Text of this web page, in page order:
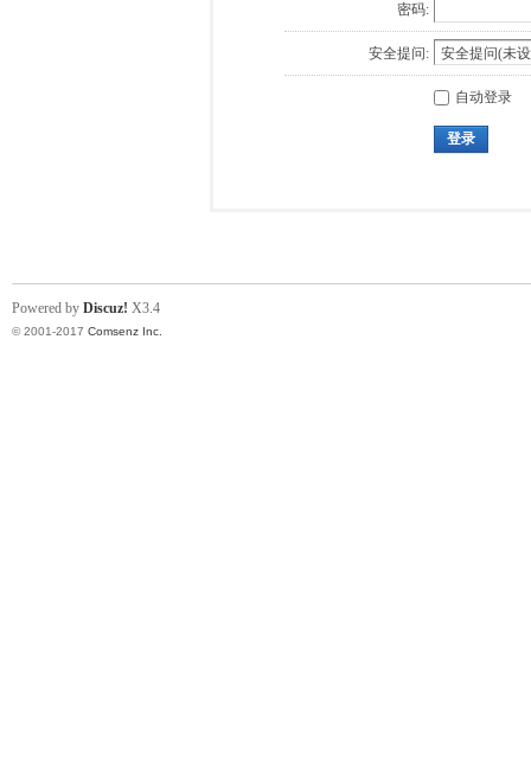
密码:
安全提问:
自动登录
登录
Powered by Discuz! X3.4
© 2001-2017 Comsenz Inc.